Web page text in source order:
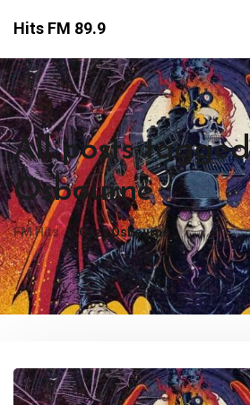
Hits FM 89.9
All posts
Osbourne
FM Hits Ozzy Osbourne